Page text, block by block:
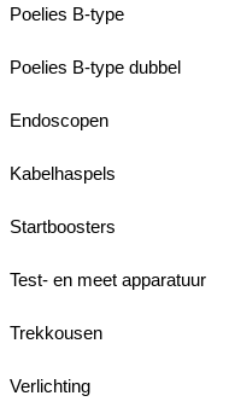
Poelies B-type
Poelies B-type dubbel
Endoscopen
Kabelhaspels
Startboosters
Test- en meet apparatuur
Trekkousen
Verlichting